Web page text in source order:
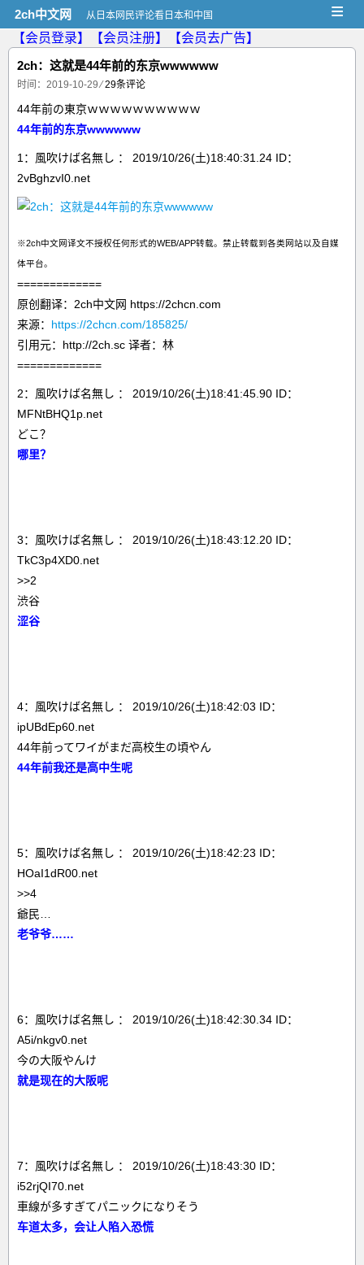
2ch中文网 从日本网民评论看日本和中国 ≡
【会员登录】 【会员注册】
【会员去广告】
2ch：这就是44年前的东京wwwwww
时间：2019-10-29 ⁄29条评论
44年前の東京ｗｗｗｗｗｗｗｗｗｗ
44年前的东京wwwwww
1：風吹けば名無し ： 2019/10/26(土)18:40:31.24 ID：
2vBghzvI0.net
※2ch中文网译文不授权任何形式的WEB/APP转载。禁止转载到各类网站以及自媒
体平台。
=============
原创翻译：2ch中文网 https://2chcn.com
来源： https://2chcn.com/185825/
引用元：http://2ch.sc 译者：林
=============
2：風吹けば名無し ： 2019/10/26(土)18:41:45.90 ID：
MFNtBHQ1p.net
どこ？
哪里？
3：風吹けば名無し ： 2019/10/26(土)18:43:12.20 ID：
TkC3p4XD0.net
>>2
渋谷
涩谷
4：風吹けば名無し ： 2019/10/26(土)18:42:03 ID：
ipUBdEp60.net
44年前ってワイがまだ高校生の頃やん
44年前我还是高中生呢
5：風吹けば名無し ： 2019/10/26(土)18:42:23 ID：
HOaI1dR00.net
>>4
爺民…
老爷爷……
6：風吹けば名無し ： 2019/10/26(土)18:42:30.34 ID：
A5i/nkgv0.net
今の大阪やんけ
就是现在的大阪呢
7：風吹けば名無し ： 2019/10/26(土)18:43:30 ID：
i52rjQI70.net
車線が多すぎてパニックになりそう
车道太多，会让人陷入恐慌